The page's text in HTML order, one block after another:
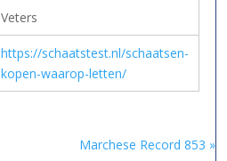
Veters
https://schaatstest.nl/schaatsen-
kopen-waarop-letten/
Marchese Record 853 »